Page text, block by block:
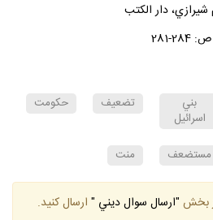
شيرازي، دار الكتب
بني
اسرائيل
تضعيف حكومت
مستضعف منت
بخش "ارسال سوال ديني " ارسال كنيد.